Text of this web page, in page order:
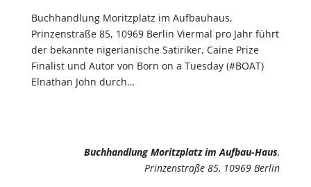
Buchhandlung Moritzplatz im Aufbauhaus,
Prinzenstraße 85, 10969 Berlin Viermal pro Jahr führt
der bekannte nigerianische Satiriker, Caine Prize
Finalist und Autor von Born on a Tuesday (#BOAT)
Elnathan John durch…
Buchhandlung Moritzplatz im Aufbau-Haus,
Prinzenstraße 85, 10969 Berlin